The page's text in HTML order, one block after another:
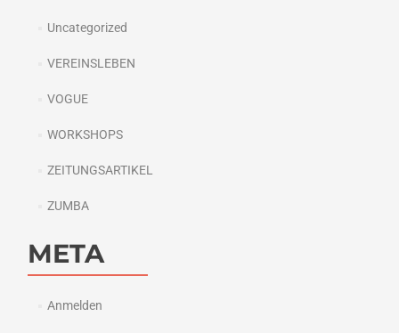
Uncategorized
VEREINSLEBEN
VOGUE
WORKSHOPS
ZEITUNGSARTIKEL
ZUMBA
META
Anmelden